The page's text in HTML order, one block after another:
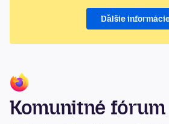
Ďalšie
Komunitné